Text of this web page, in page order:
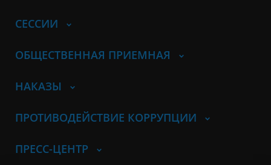
СЕССИИ
ОБЩЕСТВЕННАЯ ПРИЕМНАЯ
НАКАЗЫ
ПРОТИВОДЕЙСТВИЕ КОРРУПЦИИ
ПРЕСС-ЦЕНТР